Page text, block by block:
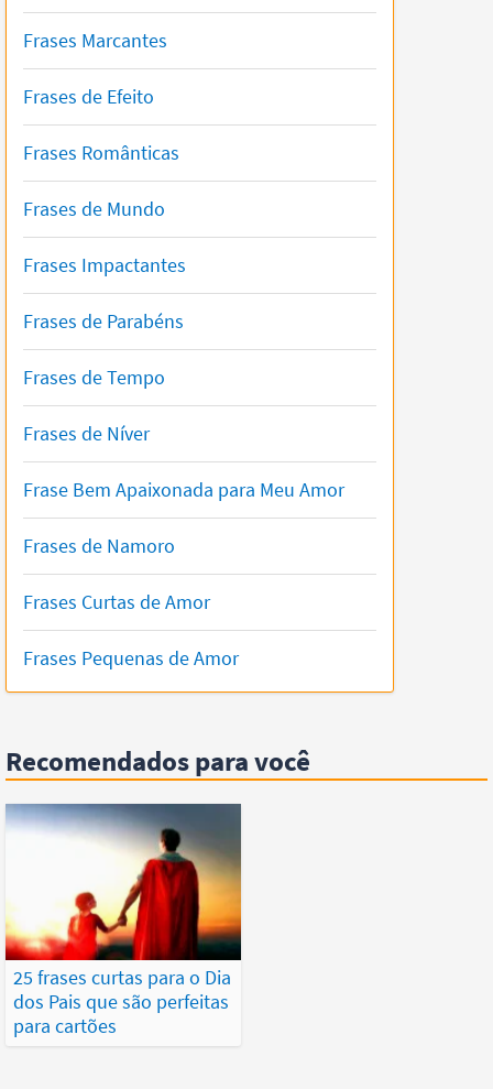
Frases Marcantes
Frases de Efeito
Frases Românticas
Frases de Mundo
Frases Impactantes
Frases de Parabéns
Frases de Tempo
Frases de Níver
Frase Bem Apaixonada para Meu Amor
Frases de Namoro
Frases Curtas de Amor
Frases Pequenas de Amor
Recomendados para você
25 frases curtas para o Dia
dos Pais que são perfeitas
para cartões